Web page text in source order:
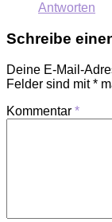
Antworten
Schreibe
Deine E-Mail-
Felder sind mit*
Kommentar *